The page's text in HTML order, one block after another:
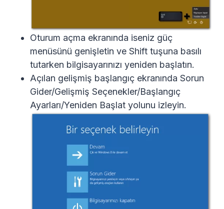
Oturum açma ekranında iseniz güç
menüsünü genişletin ve Shift tuşuna basılı
tutarken bilgisayarınızı yeniden başlatın.
Açılan gelişmiş başlangıç ekranında Sorun
Gider/Gelişmiş Seçenekler/Başlangıç
Ayarları/Yeniden Başlat yolunu izleyin.